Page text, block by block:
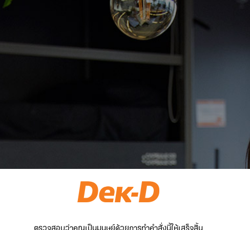
ตรวจสอบว่าคุณเป็นมนุษย์ด้วยการทำคำสั่งนี้ให้เสร็จสิ้น